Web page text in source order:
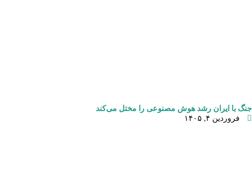
جنگ با ایران رشد هوش مصنوعی را مختل می‌کند
فروردین ۴, ۱۴۰۵